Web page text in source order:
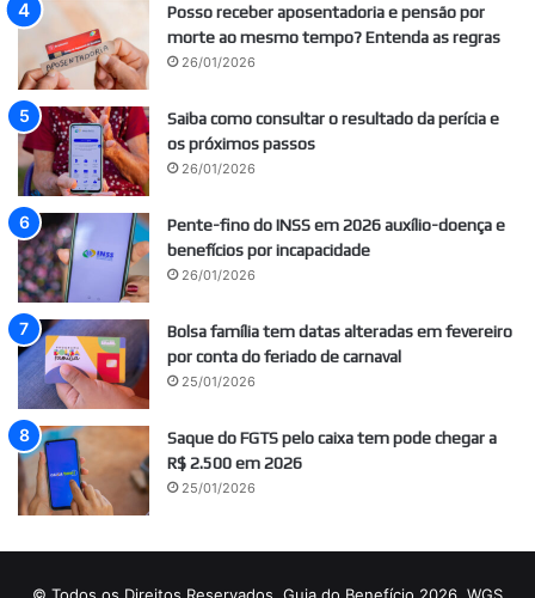
Posso receber aposentadoria e pensão por
morte ao mesmo tempo? Entenda as regras
26/01/2026
Saiba como consultar o resultado da perícia e
os próximos passos
26/01/2026
Pente-fino do INSS em 2026 auxílio-doença e
benefícios por incapacidade
26/01/2026
Bolsa família tem datas alteradas em fevereiro
por conta do feriado de carnaval
25/01/2026
Saque do FGTS pelo caixa tem pode chegar a
R$ 2.500 em 2026
25/01/2026